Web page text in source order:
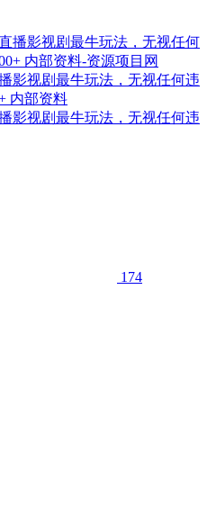
影视剧最牛玩法，无视任何违
内部资料
影视剧最牛玩法，无视任何违
174